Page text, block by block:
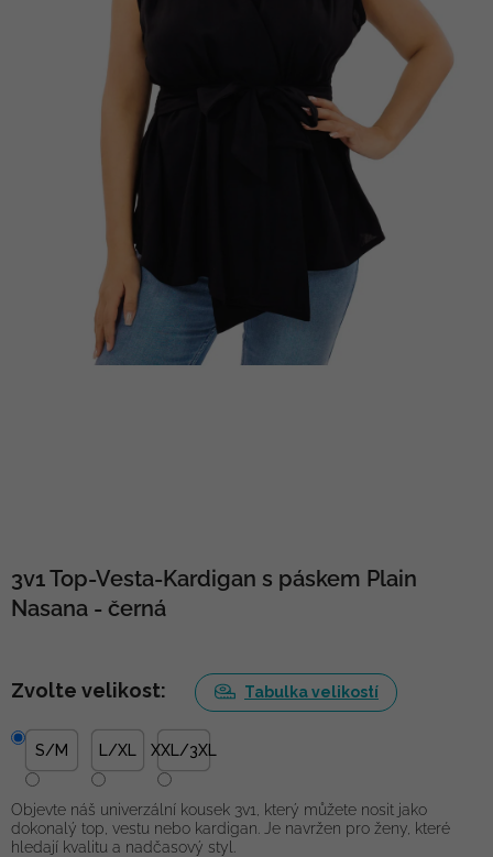
3v1 Top-Vesta-Kardigan s páskem Plain
Nasana - černá
Zvolte velikost: Tabulka velikostí
S/M L/XL XXL/3XL
Objevte náš univerzální kousek 3v1, který můžete nosit jako
dokonalý top, vestu nebo kardigan. Je navržen pro ženy, které
hledají kvalitu a nadčasový styl.